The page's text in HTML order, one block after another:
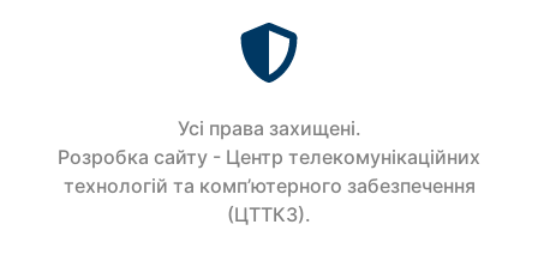
Усi права захищенi.
Розробка сайту - Центр телекомунікаційних
технологій та комп’ютерного забезпечення
(ЦТТКЗ).